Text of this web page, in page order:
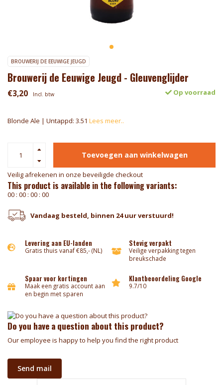
BROUWERIJ DE EEUWIGE JEUGD
Brouwerij de Eeuwige Jeugd - Gleuvenglijder
€3,20 Incl. btw Op voorraad
Blonde Ale | Untappd: 3.51 Lees meer..
Toevoegen aan winkelwagen
Veilig afrekenen in onze beveiligde checkout
This product is available in the following variants:
00 : 00 : 00 : 00
Vandaag besteld, binnen 24 uur verstuurd!
Levering aan EU-landen
Gratis thuis vanaf €85,- (NL)
Stevig verpakt
Veilige verpakking tegen
breukschade
Spaar voor kortingen
Maak een gratis account aan
en begin met sparen
Klantbeoordeling Google
9.7/10
Do you have a question about this product?
Our employee is happy to help you find the right product
Send mail